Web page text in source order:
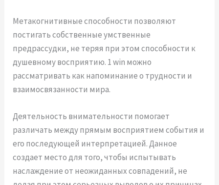
Метакогнитивные способности позволяют
постигать собственные умственные
предрассудки, не теряя при этом способности к
душевному восприятию. 1 win можно
рассматривать как напоминание о трудности и
взаимосвязанности мира.
Деятельность внимательности помогает
различать между прямым восприятием события и
его последующей интерпретацией. Данное
создает место для того, чтобы испытывать
наслаждение от неожиданных совпадений, не